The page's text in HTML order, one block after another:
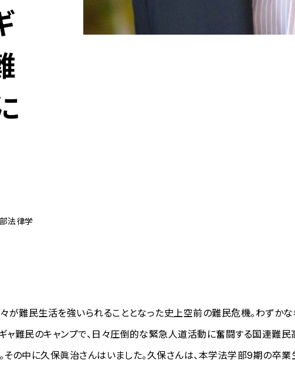
法律学
が難民生活を強いられることとなった史上空前の難民危機。わずかな
ャ難民のキャンプで、日々圧倒的な緊急人道活動に奮闘する国連難
その中に久保眞治さんはいました。久保さんは、本学法学部9期の卒